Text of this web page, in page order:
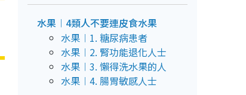
水果︱4類人不要連皮食水果
水果︱1. 糖尿病患者
水果︱2. 腎功能退化人士
水果︱3. 懶得洗水果的人
水果︱4. 腸胃敏感人士